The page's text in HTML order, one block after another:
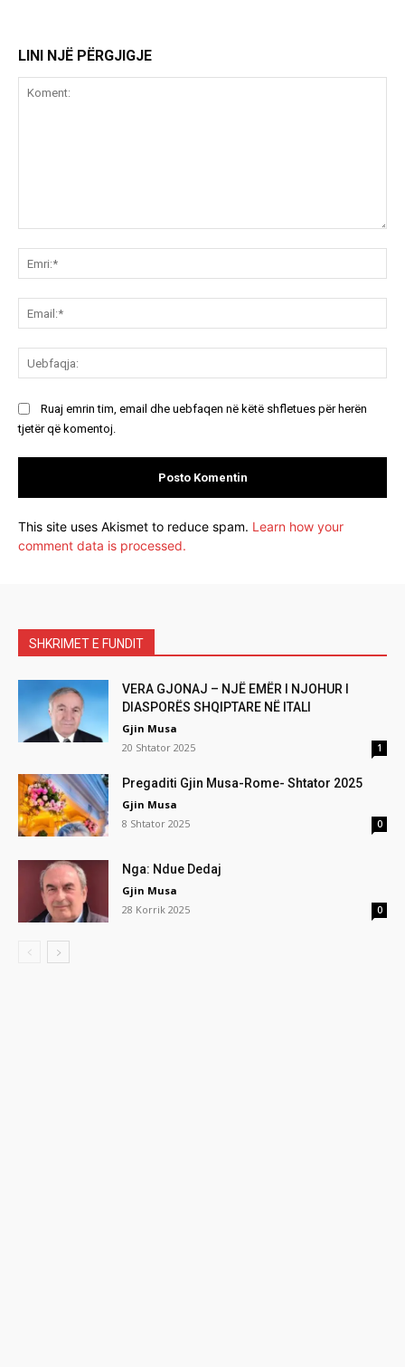
LINI NJË PËRGJIGJE
Ruaj emrin tim, email dhe uebfaqen në këtë shfletues për herën
tjetër që komentoj.
This site uses Akismet to reduce spam. Learn how your
comment data is processed.
SHKRIMET E FUNDIT
VERA GJONAJ – NJË EMËR I NJOHUR I
DIASPORËS SHQIPTARE NË ITALI
Gjin Musa
20 Shtator 2025
1
Pregaditi Gjin Musa-Rome- Shtator 2025
Gjin Musa
8 Shtator 2025
0
Nga: Ndue Dedaj
Gjin Musa
28 Korrik 2025
0